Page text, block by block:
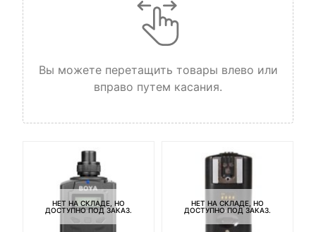
Вы можете перетащить товары влево или
вправо путем касания.
НЕТ НА СКЛАДЕ, НО
ДОСТУПНО ПОД ЗАКАЗ.
НЕТ НА СКЛАДЕ, НО
ДОСТУПНО ПОД ЗАКАЗ.